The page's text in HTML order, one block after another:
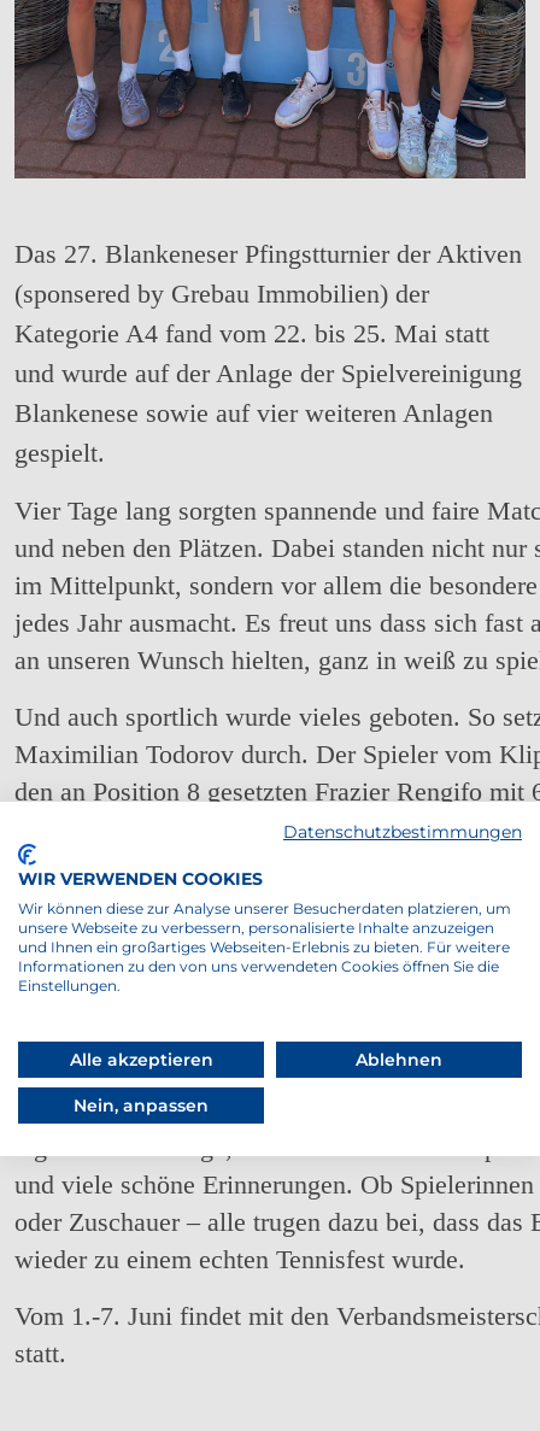
Das 27. Blankeneser Pfingstturnier der Aktiven
(sponsered by Grebau Immobilien) der
Kategorie A4 fand vom 22. bis 25. Mai statt
und wurde auf der Anlage der Spielvereinigung
Blankenese sowie auf vier weiteren Anlagen
gespielt.
Vier Tage lang sorgten spannende und faire
und neben den Plätzen. Dabei standen nicht
im Mittelpunkt, sondern vor allem die
jedes Jahr ausmacht. Es freut uns dass sich
an unseren Wunsch hielten, ganz in weiß zu
Und auch sportlich wurde vieles geboten. So
Maximilian Todorov durch. Der Spieler vom
den an Position 8 gesetzten Frazier Rengifo mit
Bei den Damen kam es im Finale zu einem
Hier triumphierte die vier Jahre ältere Jolie
gegen Isabella Abendroth. Auch im
Jolie Abendroth vom Der Club an der Alster
An der Seite von Joshua Knuth besiegten sie
Bei strahlendem Sonnenschein wurde
und einfach das Miteinander genossen. Der
und viele schöne Erinnerungen. Ob
oder Zuschauer – alle trugen dazu bei, dass das
wieder zu einem echten Tennisfest wurde.
Vom 1.-7. Juni findet mit den
statt.
Datenschutzbestimmungen
WIR VERWENDEN COOKIES
Wir können diese zur Analyse unserer Besucherdaten platzieren, um
unsere Webseite zu verbessern, personalisierte Inhalte anzuzeigen
und Ihnen ein großartiges Webseiten-Erlebnis zu bieten. Für weitere
Informationen zu den von uns verwendeten Cookies öffnen Sie die
Einstellungen.
Alle akzeptieren Ablehnen
Nein, anpassen